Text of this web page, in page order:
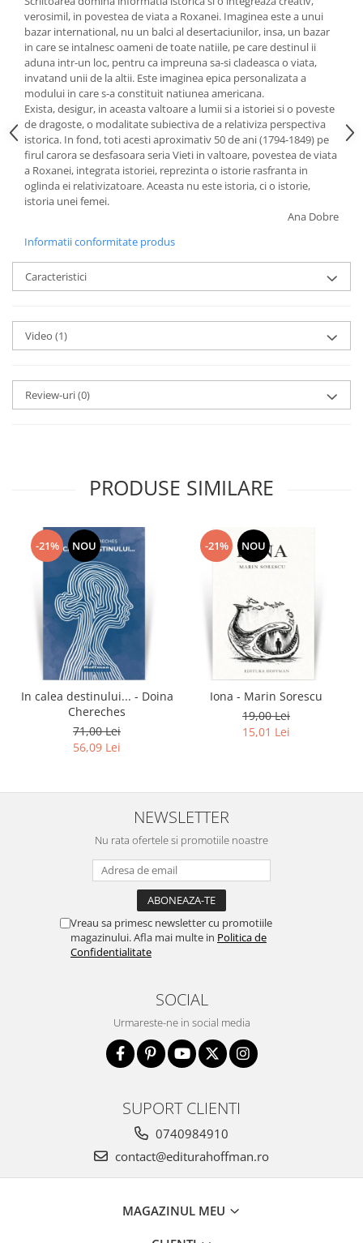
verosimil, in povestea de viata a Roxanei. Imaginea este a unui
bazar international, nu un balci al desertaciunilor, insa, un bazar
in care se intalnesc oameni de toate natiile, pe care destinul ii
aduna intr-un loc, pentru ca impreuna sa-si cladeasca o viata,
invatand unii de la altii. Este imaginea epica personalizata a
modului in care s-a constituit natiunea americana.
Exista, desigur, in aceasta valtoare a lumii si a istoriei si o poveste
de dragoste, o modalitate subiectiva de a relativiza perspectiva
istorica. In fond, toti acesti aproximativ 50 de ani (1794-1849) pe
firul carora se desfasoara seria Vieti in valtoare, povestea de viata
a Roxanei, integrata istoriei, reprezinta o istorie rasfranta in
oglinda ei relativizatoare. Aceasta nu este istoria, ci o istorie,
istoria unei femei.
Ana Dobre
Informatii conformitate produs
Caracteristici
Video (1)
Review-uri(0)
PRODUSE SIMILARE
-21% NOU
In calea destinului... - Doina
Chereches
71,00 Lei
56,09 Lei
-21% NOU
Iona - Marin Sorescu
19,00 Lei
15,01 Lei
NEWSLETTER
Nu rata ofertele si promotiile noastre
Vreau sa primesc newsletter cu promotiile
magazinului. Afla mai multe in Politica de
Confidentialitate
SOCIAL
Urmareste-ne in social media
SUPORT CLIENTI
0740984910
contact@editurahoffman.ro
MAGAZINUL MEU